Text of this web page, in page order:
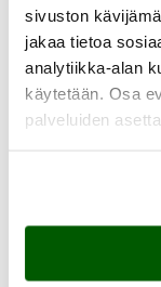
sivuston
jakaa tietoa
analytiikka-alan
käytetään. Osa
palveluiden